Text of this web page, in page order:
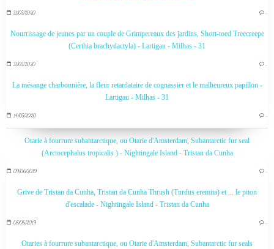
31/05/2020 …
Nourrissage de jeunes par un couple de Grimpereaux des jardins, Short-toed Treecreepe
(Certhia brachydactyla) - Lartigau - Milhas - 31
31/05/2020 …
La mésange charbonnière, la fleur retardataire de cognassier et le malheureux papillon -
Lartigau - Milhas - 31
14/05/2020 …
Otarie à fourrure subantarctique, ou Otarie d'Amsterdam, Subantarctic fur seal
(Arctocephalus tropicalis ) - Nightingale Island - Tristan da Cunha
09/06/2019 …
Grive de Tristan da Cunha, Tristan da Cunha Thrush (Turdus eremita) et ... le piton
d'escalade - Nightingale Island - Tristan da Cunha
07/06/2019 …
Otaries à fourrure subantarctique, ou Otarie d'Amsterdam, Subantarctic fur seals